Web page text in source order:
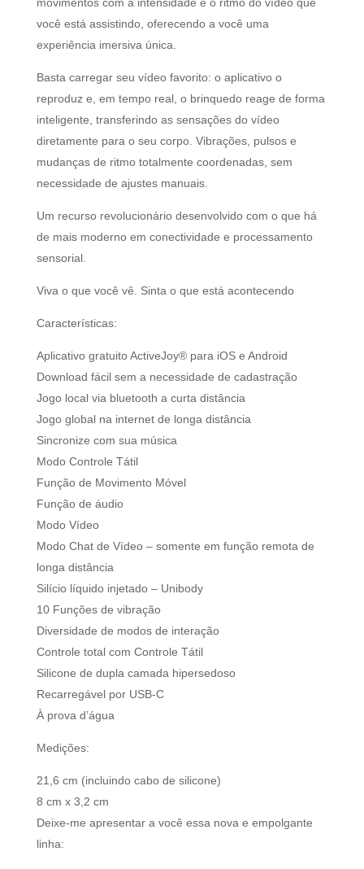
você está assistindo, oferecendo a você uma
experiência imersiva única.
Basta carregar seu vídeo favorito: o aplicativo o
reproduz e, em tempo real, o brinquedo reage de forma
inteligente, transferindo as sensações do vídeo
diretamente para o seu corpo. Vibrações, pulsos e
mudanças de ritmo totalmente coordenadas, sem
necessidade de ajustes manuais.
Um recurso revolucionário desenvolvido com o que há
de mais moderno em conectividade e processamento
sensorial.
Viva o que você vê. Sinta o que está acontecendo
Características:
Aplicativo gratuito ActiveJoy® para iOS e Android
Download fácil sem a necessidade de cadastração
Jogo local via bluetooth a curta distância
Jogo global na internet de longa distância
Sincronize com sua música
Modo Controle Tátil
Função de Movimento Móvel
Função de áudio
Modo Vídeo
Modo Chat de Vídeo – somente em função remota de
longa distância
Silício líquido injetado – Unibody
10 Funções de vibração
Diversidade de modos de interação
Controle total com Controle Tátil
Silicone de dupla camada hipersedoso
Recarregável por USB-C
À prova d’água
Medições:
21,6 cm (incluindo cabo de silicone)
8 cm x 3,2 cm
Deixe-me apresentar a você essa nova e empolgante
linha: